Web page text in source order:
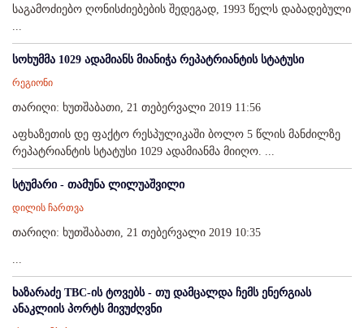
საგამოძიებო ღონისძიებების შედეგად, 1993 წელს დაბადებული
...
სოხუმმა 1029 ადამიანს მიანიჭა რეპატრიანტის სტატუსი
რეგიონი
თარიღი: ხუთშაბათი, 21 თებერვალი 2019 11:56
აფხაზეთის დე ფაქტო რესპულიკაში ბოლო 5 წლის მანძილზე
რეპატრიანტის სტატუსი 1029 ადამიანმა მიიღო. ...
სტუმარი - თამუნა ლილუაშვილი
დილის ჩართვა
თარიღი: ხუთშაბათი, 21 თებერვალი 2019 10:35
...
ხაზარაძე TBC-ის ტოვებს - თუ დამცალდა ჩემს ენერგიას
ანაკლიის პორტს მივუძღვნი